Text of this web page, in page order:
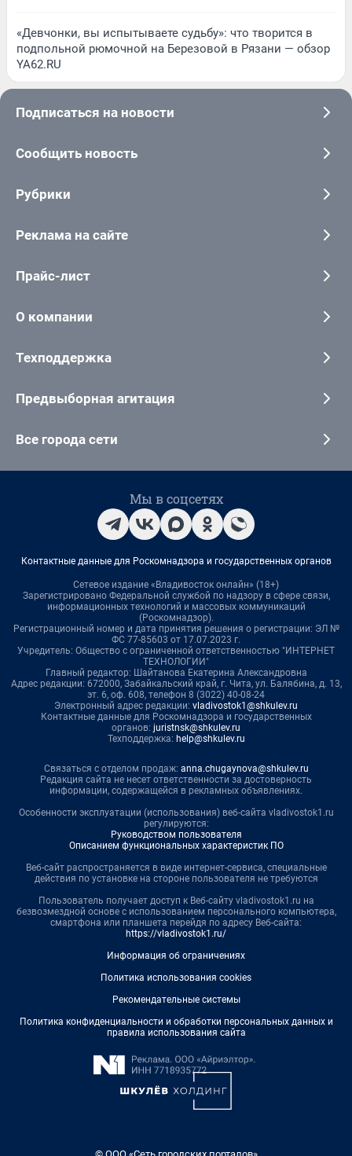
«Девчонки, вы испытываете судьбу»: что творится в
подпольной рюмочной на Березовой в Рязани — обзор
YA62.RU
Подписаться на новости
Сообщить новость
Рубрики
Реклама на сайте
Прайс-лист
О компании
Техподдержка
Предвыборная агитация
Все города сети
Мы в соцсетях
Контактные данные для Роскомнадзора и государственных органов
Сетевое издание «Владивосток онлайн» (18+)
Зарегистрировано Федеральной службой по надзору в сфере связи,
информационных технологий и массовых коммуникаций
(Роскомнадзор).
Регистрационный номер и дата принятия решения о регистрации: ЭЛ №
ФС 77-85603 от 17.07.2023 г.
Учредитель: Общество с ограниченной ответственностью "ИНТЕРНЕТ
ТЕХНОЛОГИИ"
Главный редактор: Шайтанова Екатерина Александровна
Адрес редакции: 672000, Забайкальский край, г. Чита, ул. Балябина, д. 13,
эт. 6, оф. 608, телефон 8 (3022) 40-08-24
Электронный адрес редакции: vladivostok1@shkulev.ru
Контактные данные для Роскомнадзора и государственных
органов: juristnsk@shkulev.ru
Техподдержка: help@shkulev.ru
Связаться с отделом продаж: anna.chugaynova@shkulev.ru
Редакция сайта не несет ответственности за достоверность
информации, содержащейся в рекламных объявлениях.
Особенности эксплуатации (использования) веб-сайта vladivostok1.ru
регулируются:
Руководством пользователя
Описанием функциональных характеристик ПО
Веб-сайт распространяется в виде интернет-сервиса, специальные
действия по установке на стороне пользователя не требуются
Пользователь получает доступ к Веб-сайту vladivostok1.ru на
безвозмездной основе с использованием персонального компьютера,
смартфона или планшета перейдя по адресу Веб-сайта:
https://vladivostok1.ru/
Информация об ограничениях
Политика использования cookies
Рекомендательные системы
Политика конфиденциальности и обработки персональных данных и
правила использования сайта